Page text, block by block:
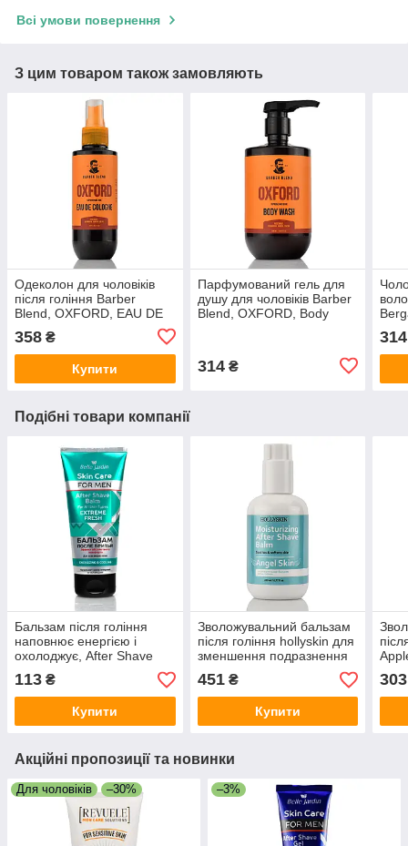
Всі умови повернення
З цим товаром також замовляють
Одеколон для чоловіків
після гоління Barber
Blend, OXFORD, EAU DE
358 ₴
Купити
Парфумований гель для
душу для чоловіків Barber
Blend, OXFORD, Body
314₴
314
Подібні товари компанії
Бальзам після гоління
наповнює енергією і
охолоджує, After Shave
Gel, Extreme Fresh, Belle
Jardin, 200 мл
113 ₴
Купити
Зволожувальний бальзам
після гоління hollyskin для
зменшення подразнення
та зволоження шкіри
Moisturizing After Shave
Balm 200 ml
451₴
Купити
303
Акційні пропозиції та новинки
Для чоловіків –30% –3%